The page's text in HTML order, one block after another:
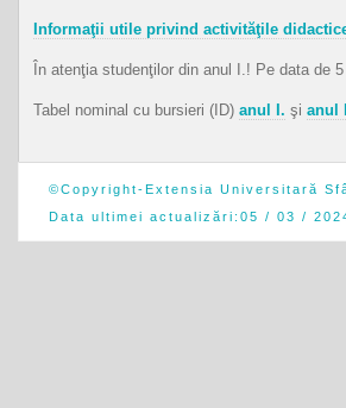
Informaţii utile privind activităţile
În atenţia studenţilor din anul I.! Pe data de
Tabel nominal cu bursieri (ID) anul I. şi anul
©Copyright-Extensia Universitară
Data ultimei actualizări: 05 / 03 /